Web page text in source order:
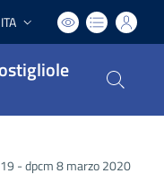
Lingua attiva:
ITA
- dpcm 8 marzo 2020